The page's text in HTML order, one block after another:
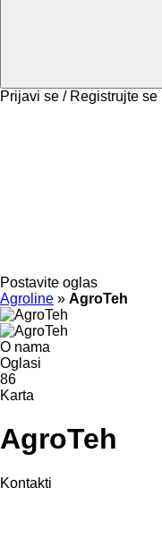
Prijavi se / Registrujte se
Postavite oglas
Agroline » AgroTeh
O nama
Oglasi
86
Karta
AgroTeh
Kontakti